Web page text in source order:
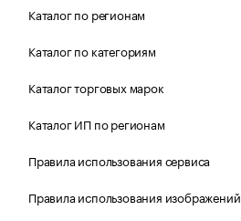
Каталог по регионам
Каталог по категориям
Каталог торговых марок
Каталог ИП по регионам
Правила использования сервиса
Правила использования изображений